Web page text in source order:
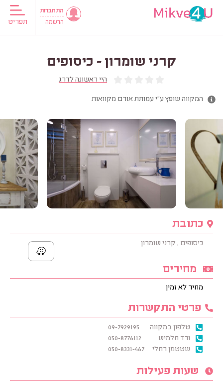
תפריט
התחברות
הרשמה
קרני שומרון - כיסופים
היי ראשונה לדרג
המקווה שופץ ע"י עמותת אורם מקוואות
כתובת
כיסופים , קרני שומרון
מחירים
מחיר לא זמין
פרטי התקשרות
טלפון במקווה
09-7929195
ורד חלמיש
050-8776112
שטטמן רחלי
050-8331-467
שעות פעילות